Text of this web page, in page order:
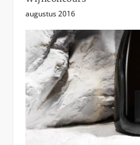
augustus 2016